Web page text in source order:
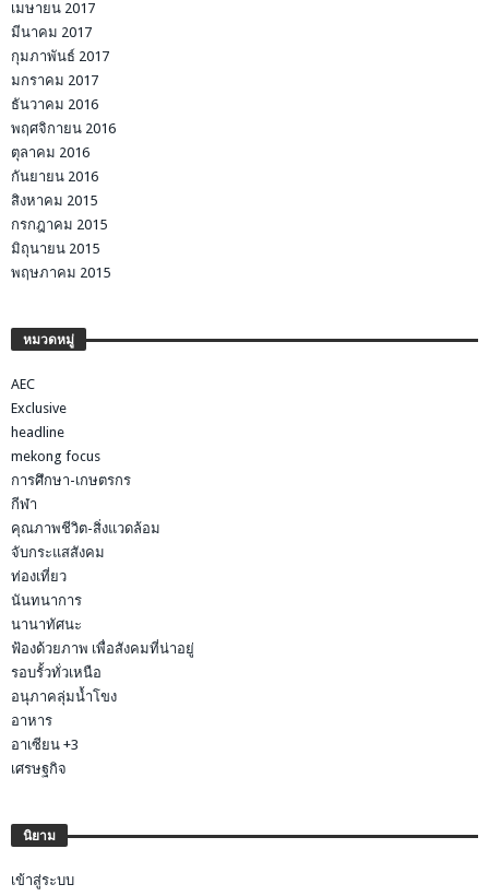
เมษายน 2017
มีนาคม 2017
กุมภาพันธ์ 2017
มกราคม 2017
ธันวาคม 2016
พฤศจิกายน 2016
ตุลาคม 2016
กันยายน 2016
สิงหาคม 2015
กรกฎาคม 2015
มิถุนายน 2015
พฤษภาคม 2015
หมวดหมู่
AEC
Exclusive
headline
mekong focus
การศึกษา-เกษตรกร
กีฬา
คุณภาพชีวิต-สิ่งแวดล้อม
จับกระแสสังคม
ท่องเที่ยว
นันทนาการ
นานาทัศนะ
ฟ้องด้วยภาพ เพื่อสังคมที่น่าอยู่
รอบรั้วทั่วเหนือ
อนุภาคลุ่มน้ำโขง
อาหาร
อาเซียน +3
เศรษฐกิจ
นิยาม
เข้าสู่ระบบ